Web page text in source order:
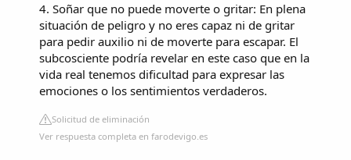
4. Soñar que no puede moverte o gritar: En plena
situación de peligro y no eres capaz ni de gritar
para pedir auxilio ni de moverte para escapar. El
subcosciente podría revelar en este caso que en la
vida real tenemos dificultad para expresar las
emociones o los sentimientos verdaderos.
Solicitud de eliminación
Ver respuesta completa en farodevigo.es